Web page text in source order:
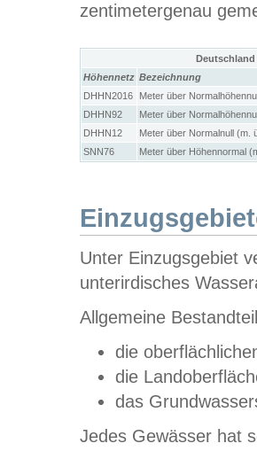
zentimetergenau
Höhennetz Bezeichnung
DHHN2016
Meter über
DHHN92
Meter über
DHHN12
Meter über Normalnull (m.
SNN76
Meter über Höhennormal
Unter Einzugsgebiet
unterirdisches
Allgemeine
die
die
das
Jedes Gewässer hat